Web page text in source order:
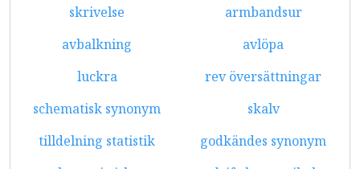
skrivelse
armbandsur
avbalkning
avlöpa
luckra
rev översättningar
schematisk synonym
skalv
tilldelning statistik
godkändes synonym